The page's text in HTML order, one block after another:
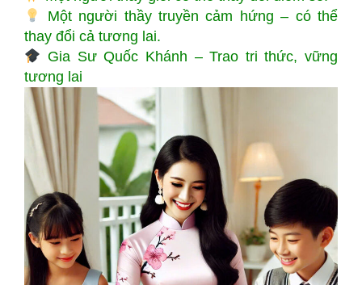
Một người thầy truyền cảm hứng – có thể
thay đổi cả tương lai.
Gia Sư Quốc Khánh – Trao tri thức, vững
tương lai